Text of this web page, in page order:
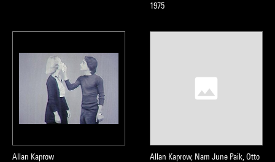
1975
Allan Kaprow
Allan Kaprow, Nam June Paik, Otto